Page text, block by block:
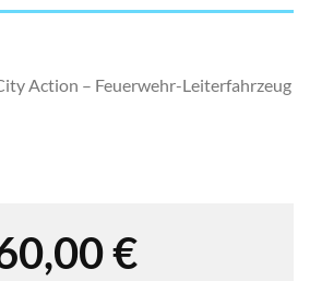
Action – Feuerwehr-Leiterfahrzeug
€